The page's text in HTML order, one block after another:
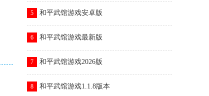
5 和平武馆游戏安卓版
6 和平武馆游戏最新版
7 和平武馆游戏2026版
8 和平武馆游戏1.1.8版本